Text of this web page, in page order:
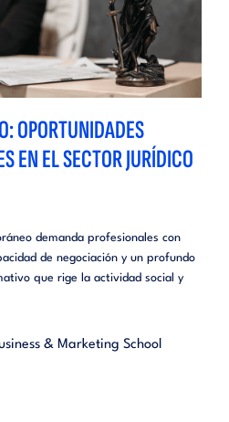
OPORTUNIDADES
EN EL SECTOR JURÍDICO
demanda profesionales con
de negociación y un profundo
que rige la actividad social y
& Marketing School